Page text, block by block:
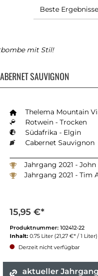
mit Stil!
SAUVIGNON
Thelema Mountain
Rotwein - Trocken
Südafrika - Elgin
Cabernet Sauvignon
Jahrgang 2021 - John
Jahrgang 2021 - Tim
15,95 €*
Produktnummer:102412-22
Inhalt:0.75 Liter (21,27 €* / 1 Liter)
Derzeit nicht verfügbar
aktueller Jahrgang